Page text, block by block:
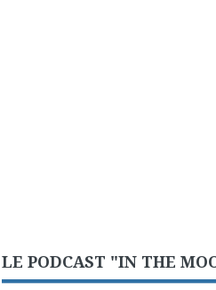
LE PODCAST "IN THE